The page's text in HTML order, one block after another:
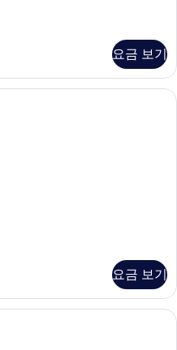
요금 보기
슈피리어 트윈룸, 싱글침대 2개 | 무료
요금 보기